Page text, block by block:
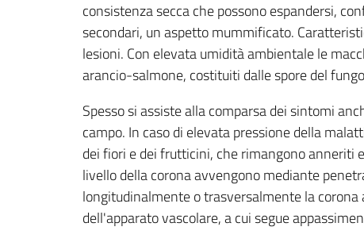
consistenza secca che possono espandersi,
secondari, un aspetto mummificato.
lesioni. Con elevata umidità ambientale le
arancio-salmone, costituiti dalle spore del
Spesso si assiste alla comparsa dei sintomi
campo. In caso di elevata pressione della
dei fiori e dei frutticini, che rimangono
livello della corona avvengono mediante
longitudinalmente o trasversalmente la
dell'apparato vascolare, a cui segue